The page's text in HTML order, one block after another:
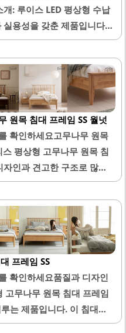
: 루이스 LED 평상형 수납
실용성을 갖춘 제품입니다.
안정감을 제공합니다. 서
럽게 열리고 닫히며, 사용
보입니다.헤드 부분에는
이 가능하여 다양한 분위기
위에 추가적인 수납 공간
입니다. 매트리스 아래의
합하여 실용성을 더합니
방을 화사하게 만들어 주
이 침대는 매트리스와의 조
편안한 사용이 가능합니
원목 침대 프레임 SS 월넛
확인하세요고무나무 원목
평상형 고무나무 원목 침
인과 견고한 구조로 많은
침대는 고무나무 원목으로
사용에도 변형이 적습니
움을 더해주며, 다양한 인테
드 부분은 넓어 핸드폰이
합니다. 설치 과정에서 전
간편하며, 튼튼하게 고정
전면을 덮는 형태로 설계
봇청소기가 침대 아래까
용이합니다. 제품의 마감
되어 있으며, 내부는 자연
프레임 SS
확인하세요품질과 디자인
고무나무 원목 침대 프레임
는 제품입니다. 이 침대는
어나며, 안정적인 구조로